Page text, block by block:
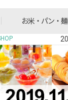
お米・パン・麺